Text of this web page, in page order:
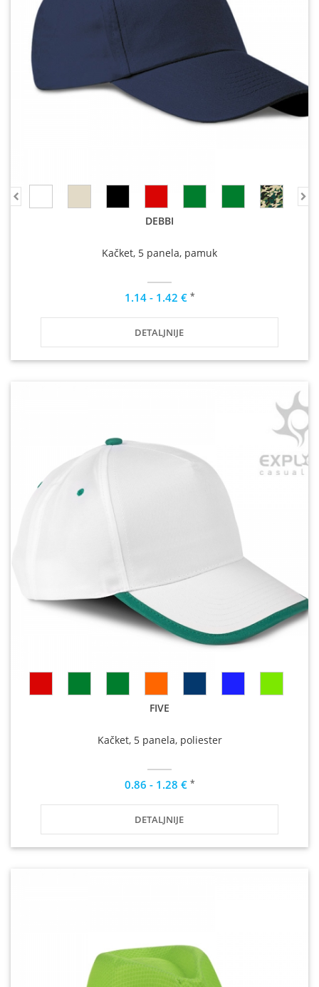
DEBBI
Kačket, 5 panela, pamuk
1.14 - 1.42 € *
DETALJNIJE
FIVE
Kačket, 5 panela, poliester
0.86 - 1.28 € *
DETALJNIJE